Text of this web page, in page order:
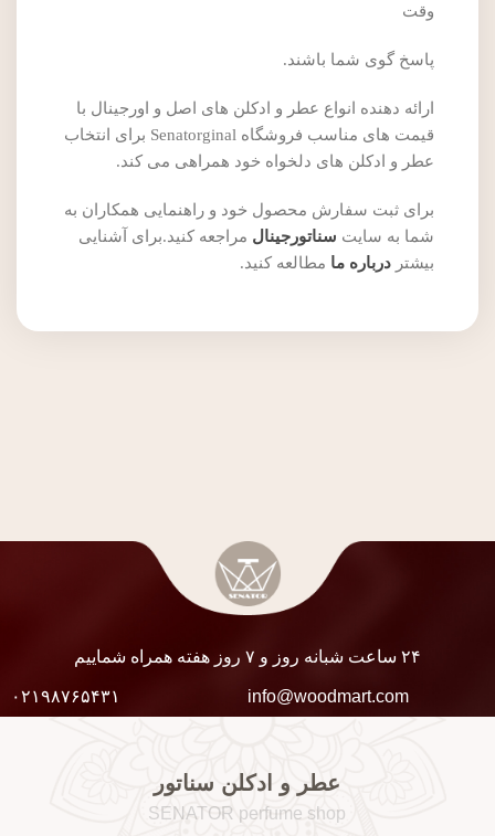
وقت
پاسخ گوی شما باشند.
ارائه دهنده انواع عطر و ادکلن های اصل و اورجینال با
قیمت های مناسب فروشگاه Senatorginal برای انتخاب
عطر و ادکلن های دلخواه خود همراهی می کند.
برای ثبت سفارش محصول خود و راهنمایی همکاران به
شما به سایت سناتورجینال مراجعه کنید.برای آشنایی
بیشتر درباره ما مطالعه کنید.
۲۴ ساعت شبانه روز و ۷ روز هفته همراه شماییم
info@woodmart.com ۰۲۱۹۸۷۶۵۴۳۱
عطر و ادکلن سناتور
SENATOR perfume shop